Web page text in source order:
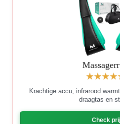
Krachtige accu, infrarood
draagtas en
Check